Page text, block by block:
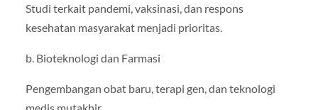
Studi terkait pandemi, vaksinasi, dan respons
kesehatan masyarakat menjadi prioritas.
b. Bioteknologi dan Farmasi
Pengembangan obat baru, terapi gen, dan teknologi